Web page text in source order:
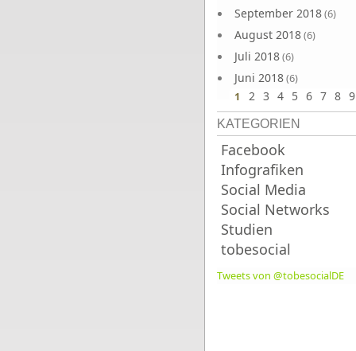
September 2018(6)
August 2018(6)
Juli 2018(6)
Juni 2018(6)
1 2 3 4 5 6 7 8 9
KATEGORIEN
Facebook
Infografiken
Social Media
Social Networks
Studien
tobesocial
Tweets von @tobesocialDE